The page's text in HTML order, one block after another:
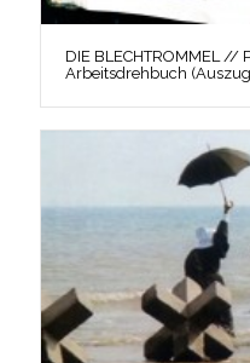
DIE BLECHTROMMEL
Arbeitsdrehbuch